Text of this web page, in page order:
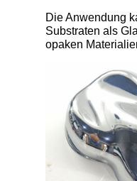
Die Anwendung
Substraten als
opaken